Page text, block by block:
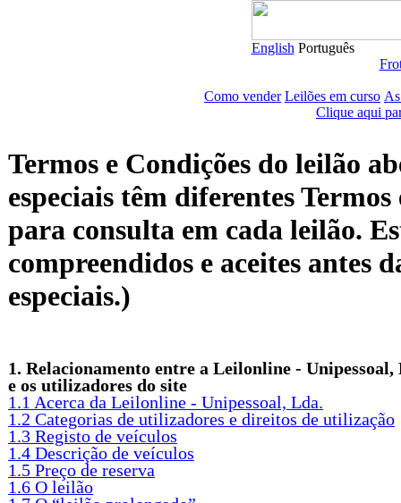
English Português
Como vender Leilões em curso
Clique aqui
Termos e Condições do leilão
especiais têm diferentes
para consulta em cada leilão.
compreendidos e aceites antes
especiais.)
1. Relacionamento entre a Leilonline - Unipessoal,
e os utilizadores do site
1.1 Acerca da Leilonline - Unipessoal, Lda.
1.2 Categorias de utilizadores e direitos de utilização
1.3 Registo de veículos
1.4 Descrição de veículos
1.5 Preço de reserva
1.6 O leilão